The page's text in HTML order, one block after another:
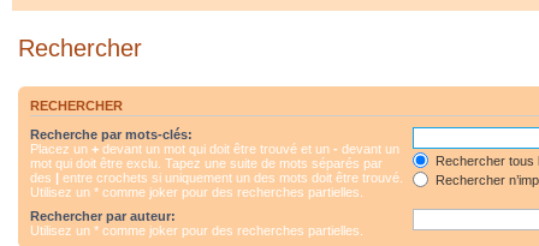
Rechercher
RECHERCHER
Recherche par mots-clés:
Placez un + devant un mot qui doit être trouvé et un - devant un
mot qui doit être exclu. Tapez une suite de mots séparés par
des | entre crochets si uniquement un des mots doit être trouvé.
Utilisez un * comme joker pour des recherches partielles.
Rechercher tous
Rechercher
Rechercher par auteur:
Utilisez un * comme joker pour des recherches partielles.